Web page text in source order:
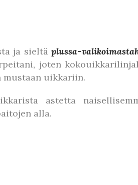
ja sieltäplussa-
joten
uikkariin.
astetta
alla.